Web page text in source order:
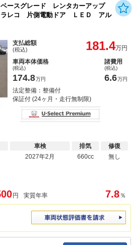
ースグレード レンタカーアップ
レコ 片側電動ドア ＬＥＤ アル
支払総額
(税込) 181.4万円
車両本体価格
(税込)
174.8万円
諸費用
(税込)
6.6万円
法定整備：整備付
保証付 (24ヶ月・走行無制限)
車検
2027年2月
排気
660cc
修復
無し
円 実質年率 7.8 ％